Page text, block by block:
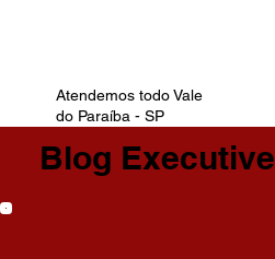
Atendemos todo Vale
do Paraíba - SP
Blog Executive